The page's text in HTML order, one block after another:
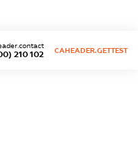
210 102 CAHEADER.GETTEST